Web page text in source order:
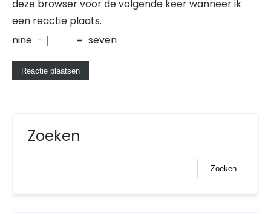
deze browser voor de volgende keer wanneer ik
een reactie plaats.
nine − = seven
Zoeken
Zoeken